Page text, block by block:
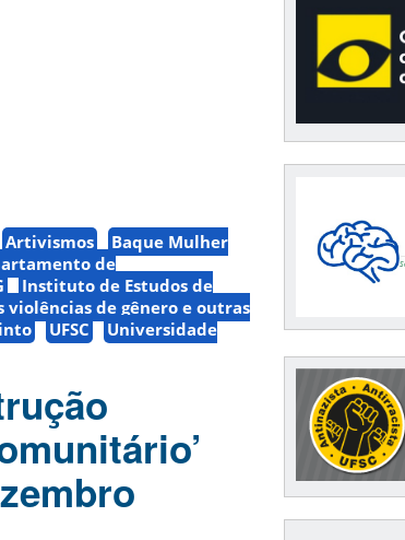
Artivismos
Baque Mulher
de
Instituto de Estudos de
violências de gênero e outras
UFSC
Universidade